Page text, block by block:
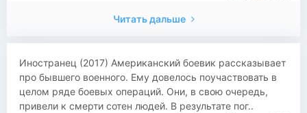
Читать дальше
Иностранец (2017) Американский боевик рассказывает
про бывшего военного. Ему довелось поучаствовать в
целом ряде боевых операций. Они, в свою очередь,
привели к смерти сотен людей. В результате пог..